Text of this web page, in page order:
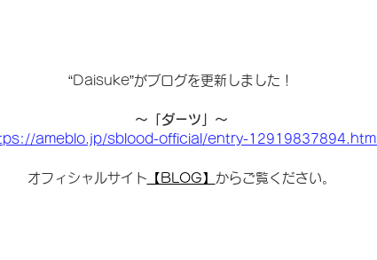
“Daisuke”がブログを更新しました！
〜「ダーツ」〜
ameblo.jp/sblood-official/entry-12919837894.html
オフィシャルサイト 【BLOG】 からご覧ください。